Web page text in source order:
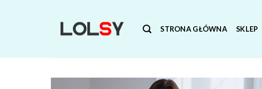
STRONA GŁÓWNA SKLEP